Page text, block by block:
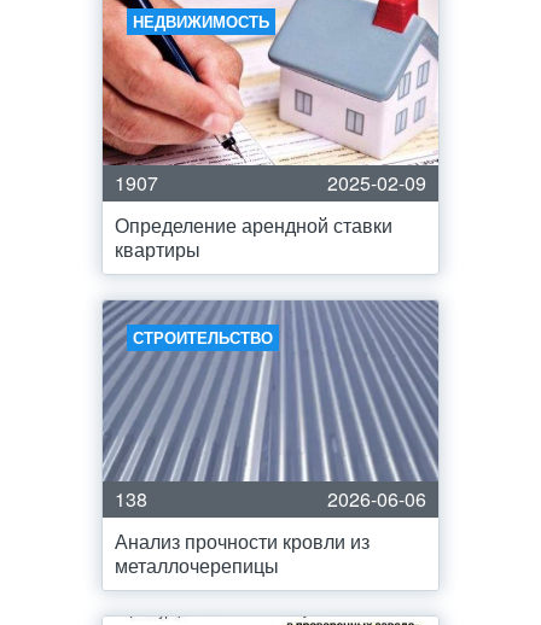
НЕДВИЖИМОСТЬ
1907
2025-02-09
Определение арендной ставки
квартиры
СТРОИТЕЛЬСТВО
138
2026-06-06
Анализ прочности кровли из
металлочерепицы